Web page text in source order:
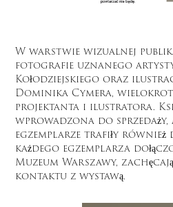
W warstwie wizualnej
fotografie uznanego
Kołodziejskiego oraz
Dominika Cymera,
projektanta i ilustratora.
wprowadzona do sprzedaży,
egzemplarze trafiły
każdego egzemplarza
Muzeum Warszawy,
kontaktu z wystawą.